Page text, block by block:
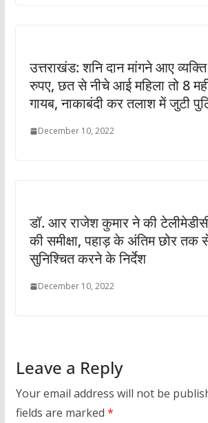
उत्तराखंड: शनि दान मांगने आए
रुपए, छत से नीचे आई महिला तो 8
गायब, नाकाबंदी कर तलाश में जुटी
December 10, 2022
डॉ. आर राजेश कुमार ने की
की समीक्षा, पहाड़ के अंतिम छोर
सुनिश्चित करने के निर्देश
December 10, 2022
Leave a Reply
Your email address will not be
fields are marked *